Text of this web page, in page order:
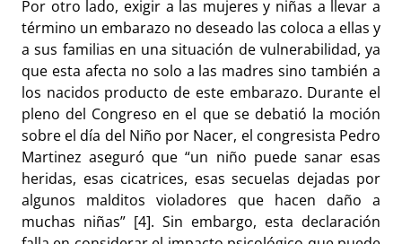
Por otro lado, exigir a las mujeres y niñas a llevar a
término un embarazo no deseado las coloca a ellas y
a sus familias en una situación de vulnerabilidad, ya
que esta afecta no solo a las madres sino también a
los nacidos producto de este embarazo. Durante el
pleno del Congreso en el que se debatió la moción
sobre el día del Niño por Nacer, el congresista Pedro
Martinez aseguró que “un niño puede sanar esas
heridas, esas cicatrices, esas secuelas dejadas por
algunos malditos violadores que hacen daño a
muchas niñas” [4]. Sin embargo, esta declaración